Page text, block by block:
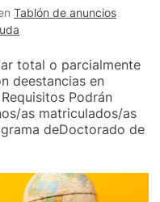
Tablón de anuncios
total o parcialmente
deestancias en
Podrán
as matriculados/as
deDoctorado de